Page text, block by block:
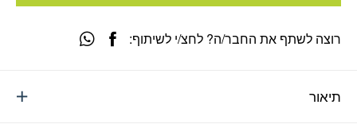
תיאור
רוצה לשתף את החבר/ה? לחצ/י לשיתוף: